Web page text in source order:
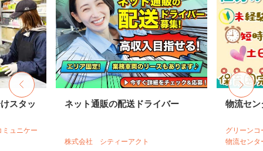
スタッ
ュニケー
ネット通販の配送ドライバー
株式会社 シティーアクト
物流セン
グリーン
物流センタ